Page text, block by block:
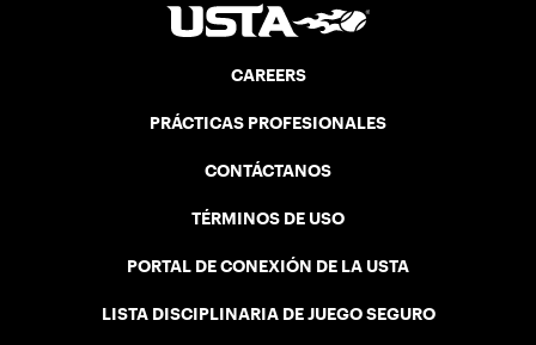
CAREERS
PRÁCTICAS PROFESIONALES
CONTÁCTANOS
TÉRMINOS DE USO
PORTAL DE CONEXIÓN DE LA USTA
LISTA DISCIPLINARIA DE JUEGO SEGURO